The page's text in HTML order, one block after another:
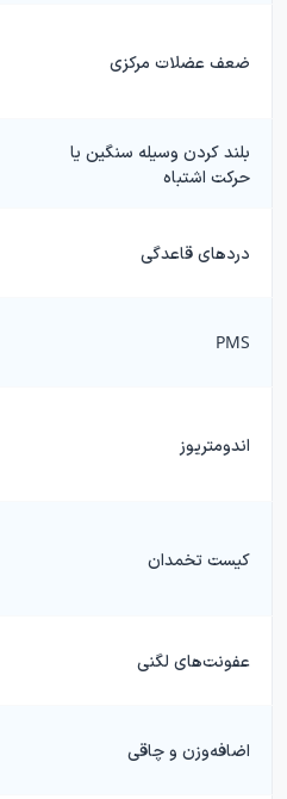
ضعف عضلات مرکزی
بلند کردن وسیله سنگین یا
حرکت اشتباه
دردهای قاعدگی
PMS
اندومتریوز
کیست تخمدان
عفونت‌های لگنی
اضافه‌وزن و چاقی